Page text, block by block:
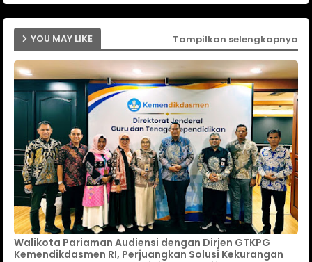
YOU MAY LIKE Tampilkan selengkapnya
Walikota Pariaman Audiensi dengan Dirjen GTKPG
Kemendikdasmen RI, Perjuangkan Solusi Kekurangan